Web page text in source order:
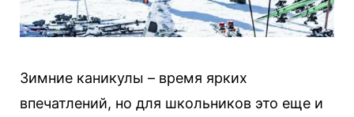
Зимние каникулы – время ярких
впечатлений, но для школьников это еще и